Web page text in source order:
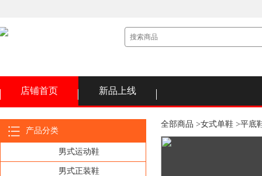
店铺首页 新品上线
产品分类
男式运动鞋
男式正装鞋
全部商品 >女式单鞋 >平底